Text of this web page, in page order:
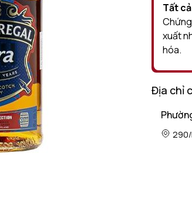
Tất
xuất
hóa.
Địa chỉ
290/